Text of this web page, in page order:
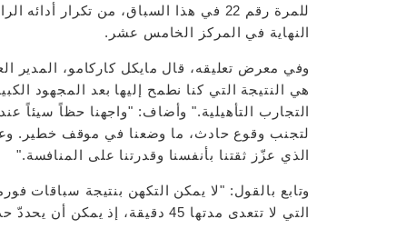
للمرة رقم 22 في هذا السباق، من تكرار
النهاية في المركز الخامس عشر.
وفي معرض تعليقه، قال مايكل كاركامو، المدير
هي النتيجة التي كنا نطمح إليها بعد المجهود
التجارب التأهيلية." وأضاف: "واجهنا حظاً سيئاً
لتجنب وقوع حادث، ما وضعنا في موقف خطير.
الذي عزّز ثقتنا بأنفسنا وقدرتنا على المنافسة."
وتابع بالقول: "لا يمكن التكهن بنتيجة سباقات
التي لا تتعدى مدتها 45 دقيقة، إذ يمكن أن يحددّ حدوث مشكلة صغيرة خلال اللفة الأولى نتيجتك في السباق".